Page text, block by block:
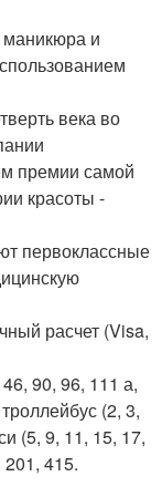
и
века во
премии самой
красоты -
первоклассные
расчет (Visa,
90, 96, 111 а,
(2, 3,
(5, 9, 11, 15, 17,
415.